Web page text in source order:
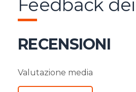
Feedback
RECENSIONI
Valutazione media